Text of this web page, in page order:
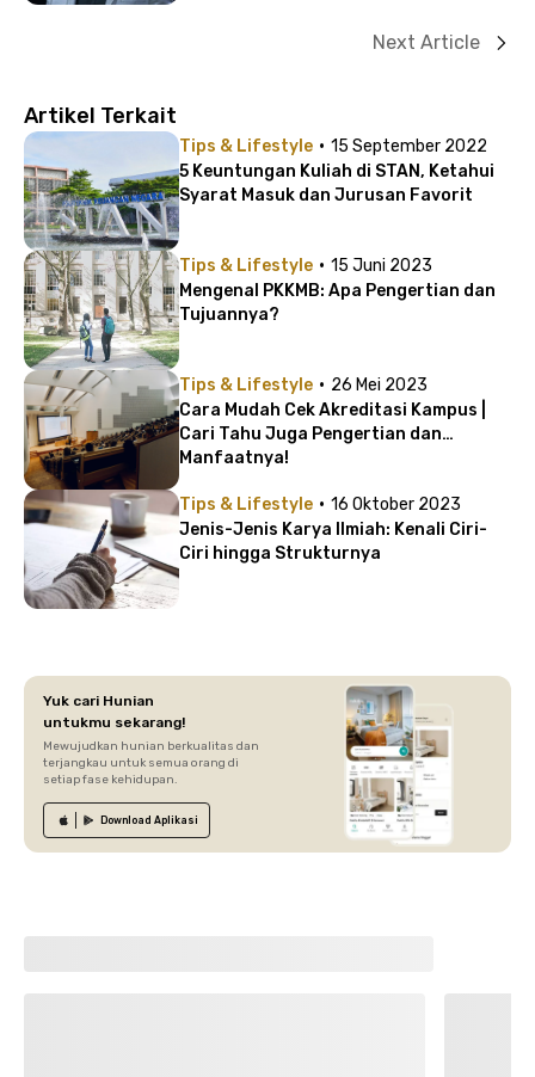
Next Article
Artikel Terkait
Tips & Lifestyle · 15 September 2022
5 Keuntungan Kuliah di STAN, Ketahui
Syarat Masuk dan Jurusan Favorit
Tips & Lifestyle · 15 Juni 2023
Mengenal PKKMB: Apa Pengertian dan
Tujuannya?
Tips & Lifestyle · 26 Mei 2023
Cara Mudah Cek Akreditasi Kampus |
Cari Tahu Juga Pengertian dan
Manfaatnya!
Tips & Lifestyle · 16 Oktober 2023
Jenis-Jenis Karya Ilmiah: Kenali Ciri-
Ciri hingga Strukturnya
Yuk cari Hunian
untukmu sekarang!
Mewujudkan hunian berkualitas dan
terjangkau untuk semua orang di
setiap fase kehidupan.
Download Aplikasi